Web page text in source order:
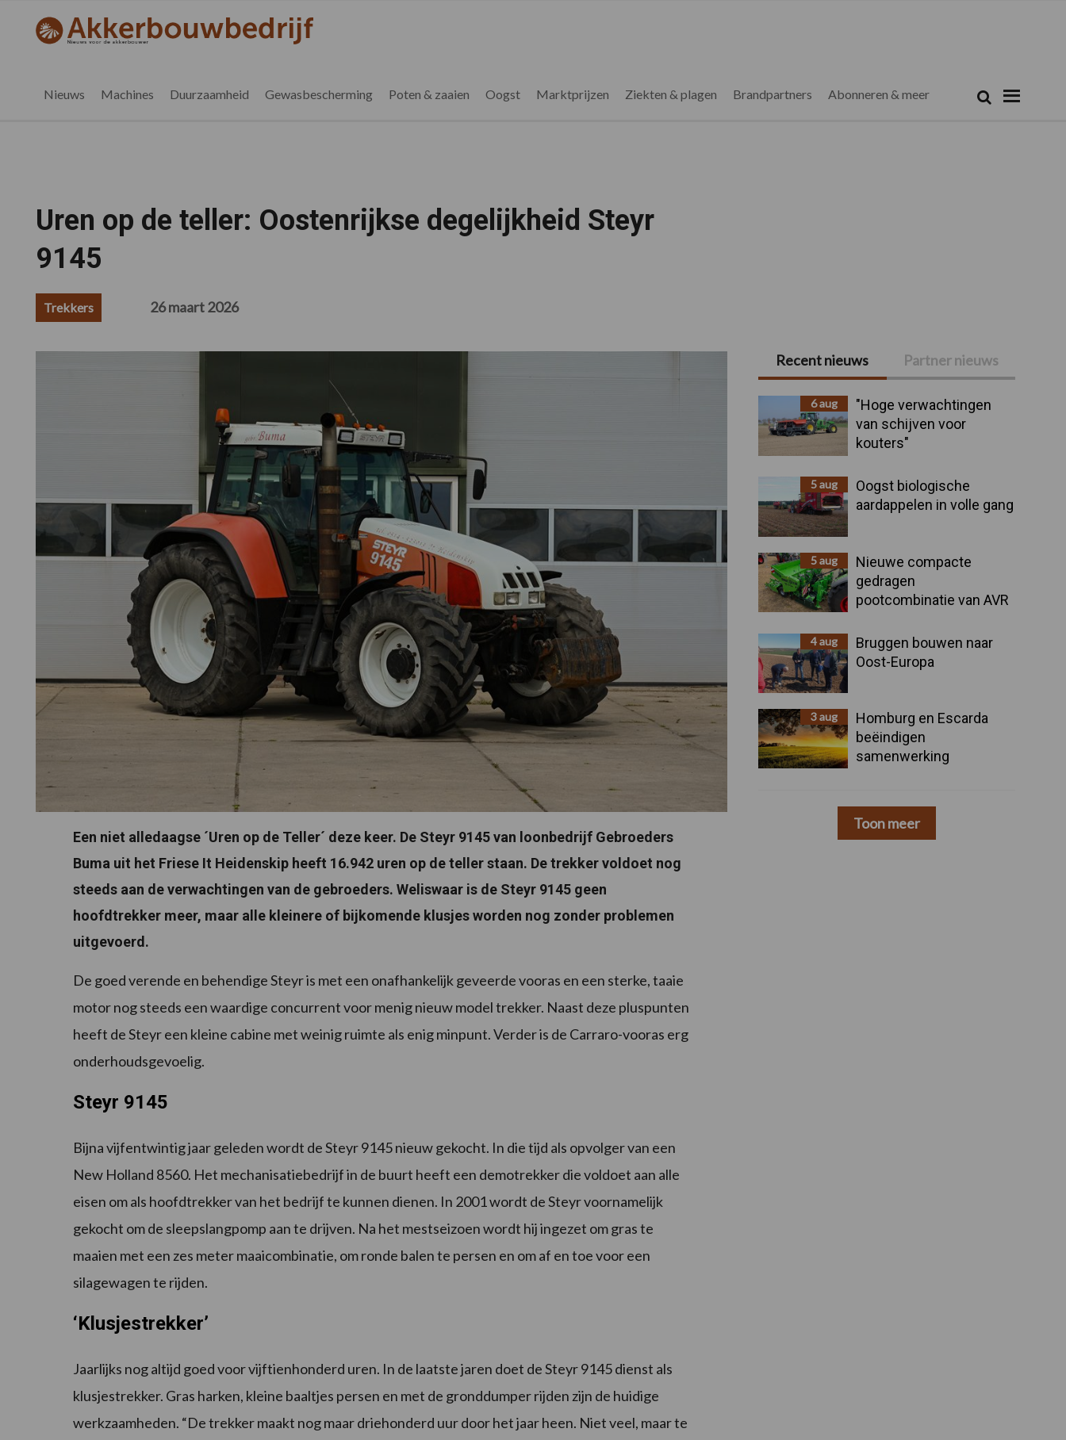
hoofdnavigatie
eerste
voettekst
akkerbouwbedrijf.nl
Nieuws Machines Duurzaamheid Gewasbescherming Poten & zaaien Oogst Marktprijzen Ziekten & plagen Brandpartners Abonneren & meer Zoek
Uren op de teller: Oostenrijkse degelijkheid Steyr
9145
Trekkers 26 maart 2026
Een niet alledaagse ´Uren op de Teller´ deze keer. De Steyr 9145 van loonbedrijf Gebroeders
Buma uit het Friese It Heidenskip heeft 16.942 uren op de teller staan. De trekker voldoet nog
steeds aan de verwachtingen van de gebroeders. Weliswaar is de Steyr 9145 geen
hoofdtrekker meer, maar alle kleinere of bijkomende klusjes worden nog zonder problemen
uitgevoerd.
De goed verende en behendige Steyr is met een onafhankelijk geveerde vooras en een sterke, taaie
motor nog steeds een waardige concurrent voor menig nieuw model trekker. Naast deze pluspunten
heeft de Steyr een kleine cabine met weinig ruimte als enig minpunt. Verder is de Carraro-vooras erg
onderhoudsgevoelig.
Steyr 9145
Bijna vijfentwintig jaar geleden wordt de Steyr 9145 nieuw gekocht. In die tijd als opvolger van een
New Holland 8560. Het mechanisatiebedrijf in de buurt heeft een demotrekker die voldoet aan alle
eisen om als hoofdtrekker van het bedrijf te kunnen dienen. In 2001 wordt de Steyr voornamelijk
gekocht om de sleepslangpomp aan te drijven. Na het mestseizoen wordt hij ingezet om gras te
maaien met een zes meter maaicombinatie, om ronde balen te persen en om af en toe voor een
silagewagen te rijden.
‘Klusjestrekker’
Jaarlijks nog altijd goed voor vijftienhonderd uren. In de laatste jaren doet de Steyr 9145 dienst als
klusjestrekker. Gras harken, kleine baaltjes persen en met de gronddumper rijden zijn de huidige
werkzaamheden. “De trekker maakt nog maar driehonderd uur door het jaar heen. Niet veel, maar te
Primaire
Sidebar
Recent nieuws Partner nieuws
6 aug
"Hoge verwachtingen
van schijven voor
kouters"
5 aug
Oogst biologische
aardappelen in volle gang
5 aug
Nieuwe compacte
gedragen
pootcombinatie van AVR
4 aug
Bruggen bouwen naar
Oost-Europa
3 aug
Homburg en Escarda
beëindigen
samenwerking
Toon meer